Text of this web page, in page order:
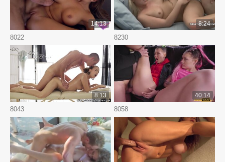
8022
14:13
8230
8:24
8043
8:13
8058
40:14